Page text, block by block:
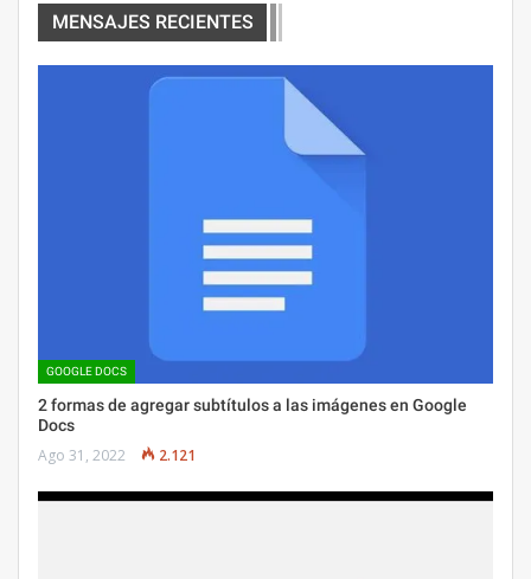
MENSAJES RECIENTES
GOOGLE DOCS
2 formas de agregar subtítulos a las imágenes en Google
Docs
Ago 31, 2022 2.121